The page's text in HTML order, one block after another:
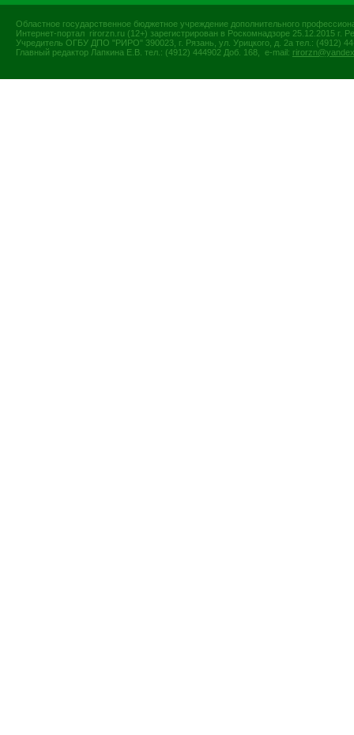
Областное государственное бюджетное учреждение дополнительного
Интернет-портал rirorzn.ru (12+) зарегистрирован в Роскомнадзоре 25.12.2015
Учредитель ОГБУ ДПО "РИРО" 390023, г. Рязань, ул. Урицкого, д. 2а тел.: (4912)
Главный редактор Лапкина Е.В. тел.: (4912) 444902 Доб. 168, e-mail: